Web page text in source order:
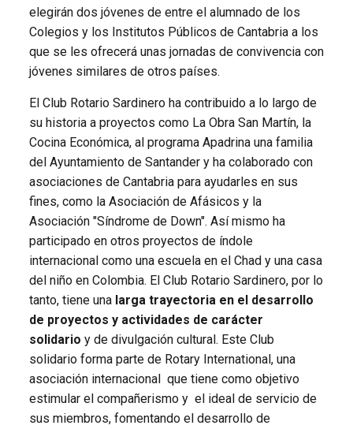
elegirán dos jóvenes de entre el alumnado de los
Colegios y los Institutos Públicos de Cantabria a los
que se les ofrecerá unas jornadas de convivencia con
jóvenes similares de otros países.
El Club Rotario Sardinero ha contribuido a lo largo de
su historia a proyectos como La Obra San Martín, la
Cocina Económica, al programa Apadrina una familia
del Ayuntamiento de Santander y ha colaborado con
asociaciones de Cantabria para ayudarles en sus
fines, como la Asociación de Afásicos y la
Asociación "Síndrome de Down". Así mismo ha
participado en otros proyectos de índole
internacional como una escuela en el Chad y una casa
del niño en Colombia. El Club Rotario Sardinero, por lo
tanto, tiene una larga trayectoria en el desarrollo
de proyectos y actividades de carácter
solidario y de divulgación cultural. Este Club
solidario forma parte de Rotary International, una
asociación internacional que tiene como objetivo
estimular el compañerismo y el ideal de servicio de
sus miembros, fomentando el desarrollo de